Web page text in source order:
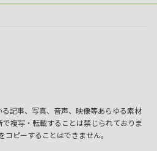
記事、写真、音声、映像等あらゆる素材
複写・転載することは禁じられておりま
コピーすることはできません。